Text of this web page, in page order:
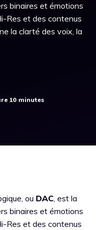
binaires et émotions
Res et des contenus
la clarté des voix, la
ou DAC, est la
binaires et émotions
Res et des contenus